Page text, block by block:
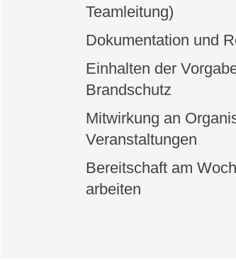
Teamleitung)
Dokumentation und
Einhalten der
Brandschutz
Mitwirkung an
Veranstaltungen
Bereitschaft am
arbeiten